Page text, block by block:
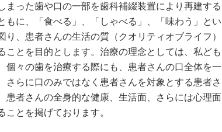
った歯や口の一部を歯科補綴装置により再建する
もに、「食べる」、「しゃべる」、「味わう」とい
、患者さんの生活の質（クオリティオブライフ）
とを目的とします。治療の理念としては、私ども
々の歯を治療する際にも、患者さんの口全体を一
らに口のみではなく患者さんを対象とする患者さ
患者さんの全身的な健康、生活面、さらには心理面
とを掲げております。